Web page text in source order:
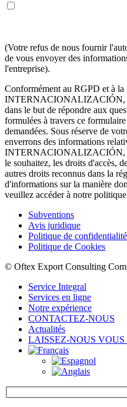
(Votre refus de nous fournir
de vous envoyer des
l'entreprise).
Conformément au RGPD et à
INTERNACIONALIZACIÓN,
dans le but de répondre aux
formulées à travers ce
demandées. Sous réserve de
enverrons des informations
INTERNACIONALIZACIÓN,
le souhaitez, les droits d'accès,
autres droits reconnus dans la
d'informations sur la manière
veuillez accéder à notre
Subventions
Avis juridique
Politique de confidentialité
Politique de Cookies
© Oftex Export Consulting
Service Integral
Services en ligne
Notre expérience
CONTACTEZ-NOUS
Actualités
LAISSEZ-NOUS VOUS